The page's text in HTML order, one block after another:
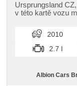
Klimaautomatik,
režimu,
free, Bluetooth,
per Taste,
Ursprungsland
v této kartě vozu
2010
2.7 l
Albion Cars